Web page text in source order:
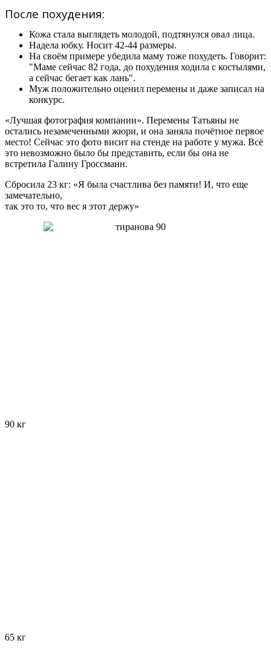
После похудения:
Кожа стала выглядеть молодой, подтянулся овал лица.
Надела юбку. Носит 42-44 размеры.
На своём примере убедила маму тоже похудеть. Говорит:
"Маме сейчас 82 года, до похудения ходила с костылями,
а сейчас бегает как лань".
Муж положительно оценил перемены и даже записал на
конкурс.
«Лучшая фотография компании». Перемены Татьяны не
остались незамеченными жюри, и она заняла почётное первое
место! Сейчас это фото висит на стенде на работе у мужа. Всё
это невозможно было бы представить, если бы она не
встретила Галину Гроссманн.
Сбросила 23 кг: «Я была счастлива без памяти! И, что еще
замечательно,
так это то, что вес я этот держу»
90 кг
65 кг